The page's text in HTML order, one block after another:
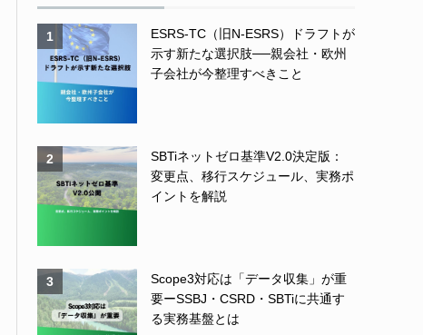
1
ESRS-TC（旧N-ESRS）ドラフトが
示す新たな選択肢──親会社・欧州
子会社が今整理すべきこと
2
SBTiネットゼロ基準V2.0決定版：
変更点、移行スケジュール、実務ポ
イントを解説
3
Scope3対応は「データ収集」が重
要ーSSBJ・CSRD・SBTiに共通す
る実務基盤とは